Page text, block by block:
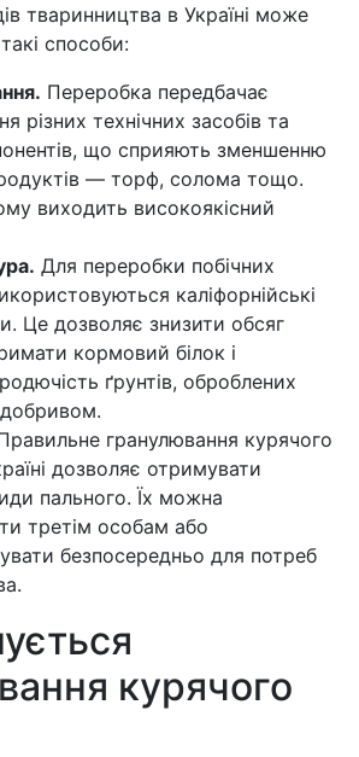
тваринництва в Україні може
способи:
Переробка передбачає
різних технічних засобів та
що сприяють зменшенню
— торф, солома тощо.
виходить високоякісний
Для переробки побічних
каліфорнійські
Це дозволяє знизити обсяг
кормовий білок і
ґрунтів, оброблених
гранулювання курячого
дозволяє отримувати
пального. Їх можна
третім особам або
безпосередньо для потреб
курячого